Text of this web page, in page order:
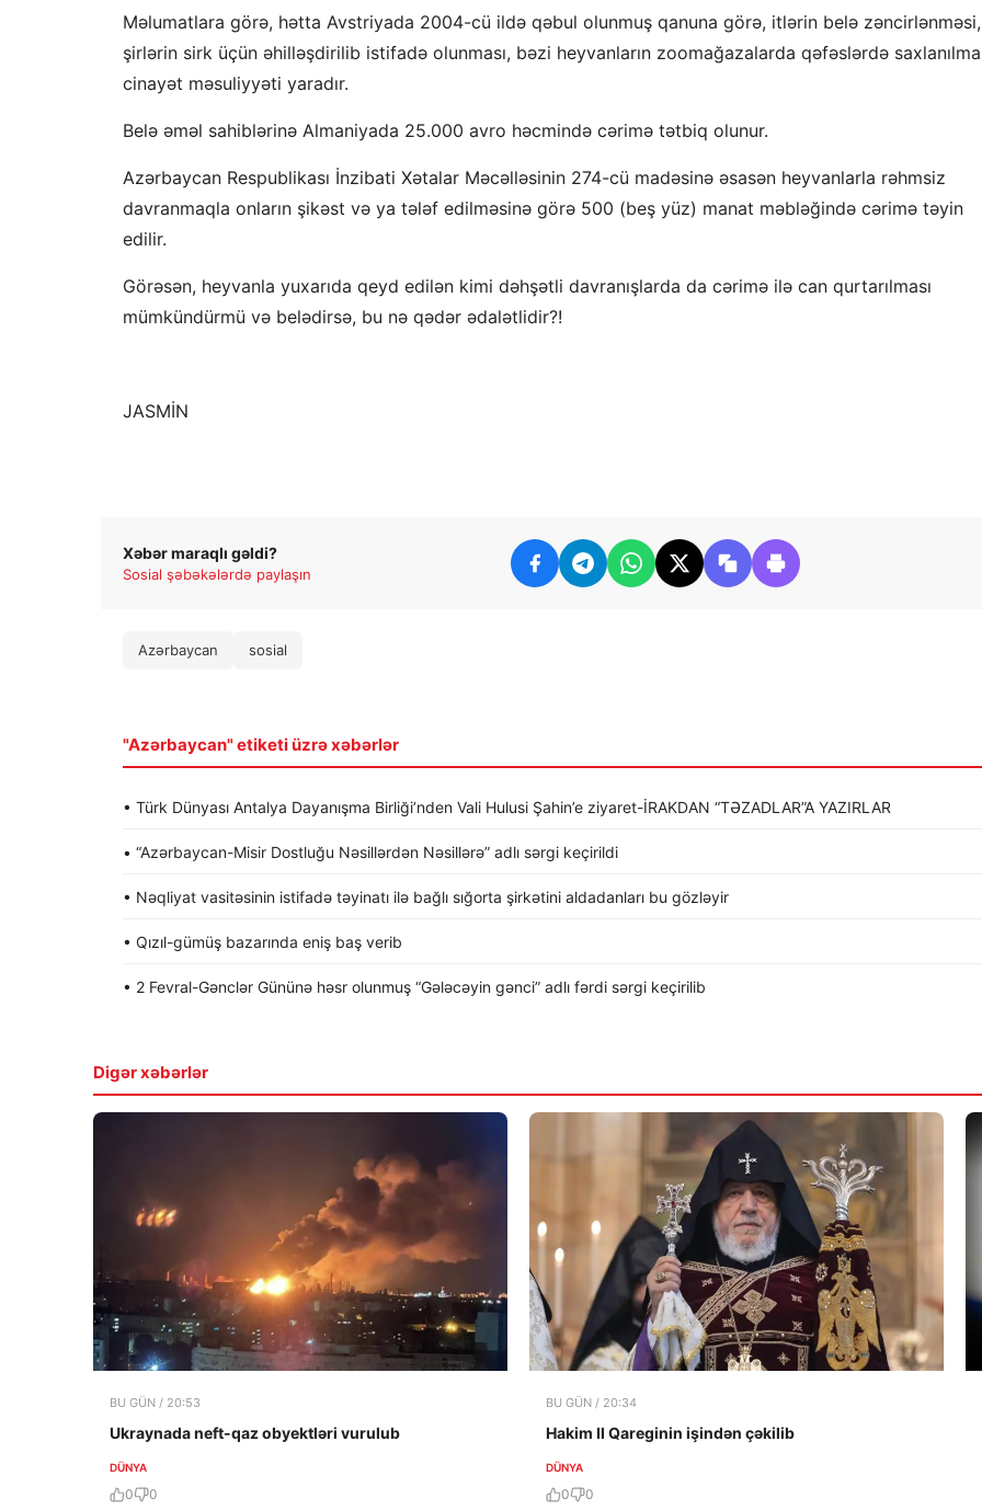
Məlumatlara görə, hətta Avstriyada 2004-cü ildə qəbul olunmuş qanuna görə, itlərin belə zəncirlənməsi,
şirlərin sirk üçün əhilləşdirilib istifadə olunması, bəzi heyvanların zoomağazalarda qəfəslərdə
cinayət məsuliyyəti yaradır.
Belə əməl sahiblərinə Almaniyada 25.000 avro həcmində cərimə tətbiq olunur.
Azərbaycan Respublikası İnzibati Xətalar Məcəlləsinin 274-cü madəsinə əsasən heyvanlarla rəhmsiz
davranmaqla onların şikəst və ya tələf edilməsinə görə 500 (beş yüz) manat məbləğində cərimə təyin
edilir.
Görəsən, heyvanla yuxarıda qeyd edilən kimi dəhşətli davranışlarda da cərimə ilə can qurtarılması
mümkündürmü və belədirsə, bu nə qədər ədalətlidir?!
JASMİN
Xəbər maraqlı gəldi?
Sosial şəbəkələrdə paylaşın
Azərbaycan sosial
"Azərbaycan" etiketi üzrə xəbərlər
• Türk Dünyası Antalya Dayanışma Birliği’nden Vali Hulusi Şahin’e ziyaret-İRAKDAN “TƏZADLAR”A YAZIRLAR
• “Azərbaycan-Misir Dostluğu Nəsillərdən Nəsillərə” adlı sərgi keçirildi
• Nəqliyat vasitəsinin istifadə təyinatı ilə bağlı sığorta şirkətini aldadanları bu gözləyir
• Qızıl-gümüş bazarında eniş baş verib
• 2 Fevral-Gənclər Gününə həsr olunmuş “Gələcəyin gənci” adlı fərdi sərgi keçirilib
Digər xəbərlər
BU GÜN / 20:53
Ukraynada neft-qaz obyektləri vurulub
DÜNYA
0 0
BU GÜN / 20:34
Hakim II Qareginin işindən çəkilib
DÜNYA
0 0